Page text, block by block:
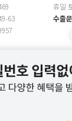
63
휴일
수출
이제이비앤 CEO : 장은
시 봉골길81번길 13(문